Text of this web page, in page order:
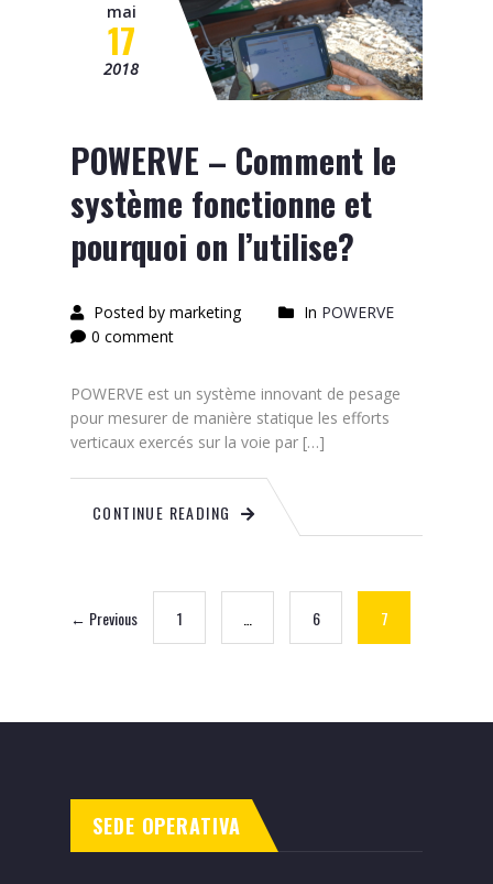
mai
17
2018
POWERVE – Comment le
système fonctionne et
pourquoi on l’utilise?
Posted by marketing In POWERVE
0 comment
POWERVE est un système innovant de pesage
pour mesurer de manière statique les efforts
verticaux exercés sur la voie par […]
CONTINUE READING
← Previous 1 6 7
SEDE OPERATIVA